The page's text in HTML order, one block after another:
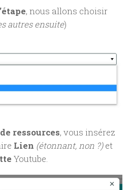
, nous allons choisir
autres ensuite)
ressources, vous insérez
Lien (étonnant, non ?)et
Youtube.